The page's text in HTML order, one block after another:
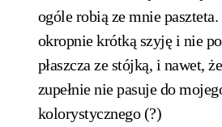
ogóle robią ze mnie
okropnie krótką szyję i nie
płaszcza ze stójką, i nawet,
zupełnie nie pasuje do
kolorystycznego (?)